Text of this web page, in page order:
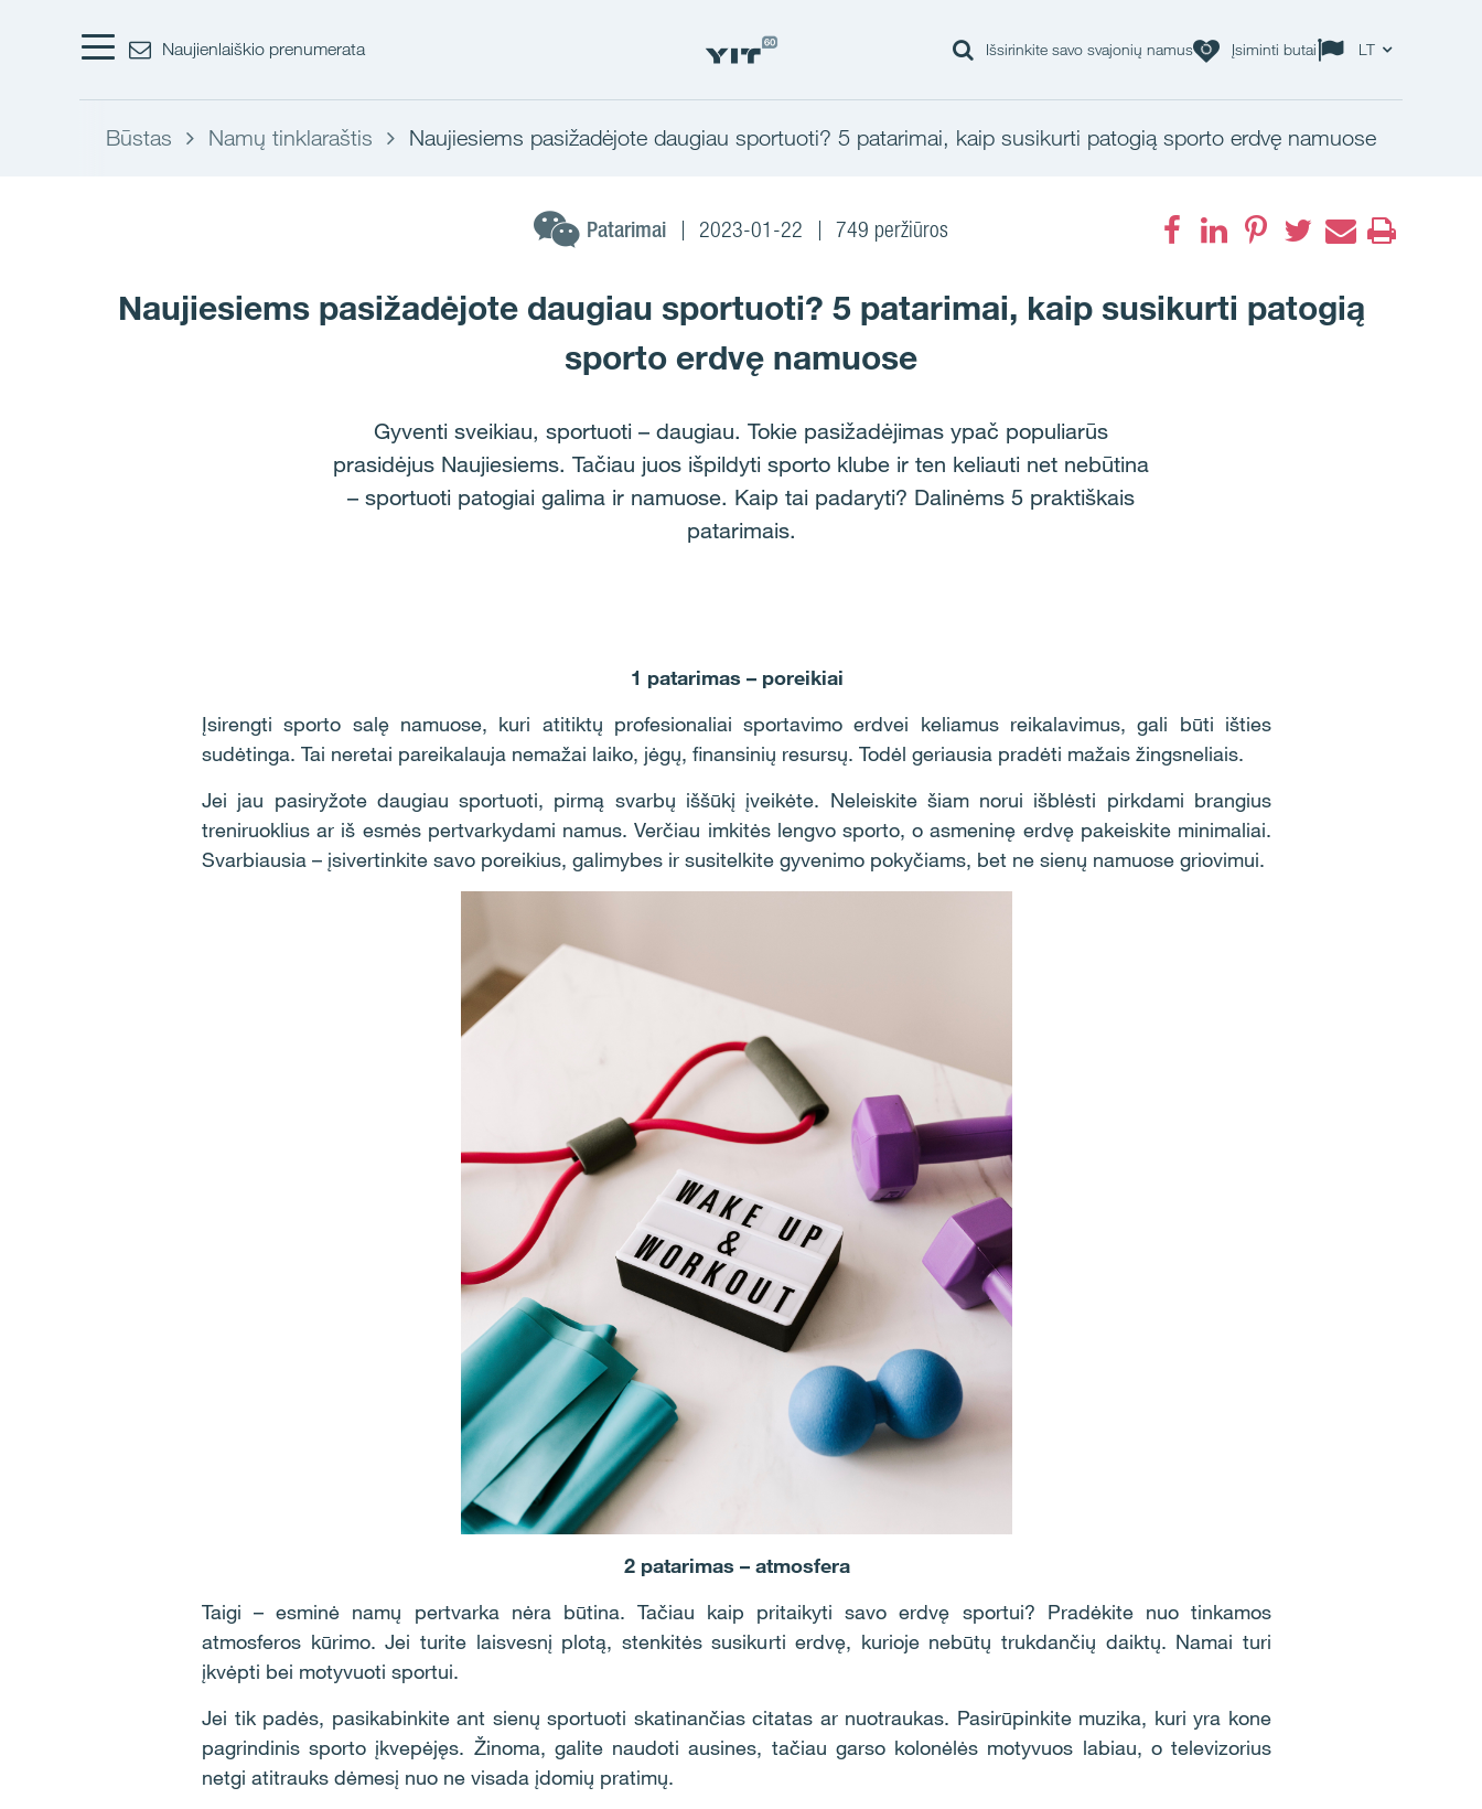
Naujienlaiškio prenumerata Išsirinkite savo svajonių namus Įsiminti butai LT
Būstas Namų tinklaraštis Naujiesiems pasižadėjote daugiau sportuoti? 5 patarimai, kaip susikurti patogią sporto erdvę namuose
Patarimai 2023-01-22 749 peržiūros
Naujiesiems pasižadėjote daugiau sportuoti? 5 patarimai, kaip susikurti patogią
sporto erdvę namuose
Gyventi sveikiau, sportuoti – daugiau. Tokie pasižadėjimas ypač populiarūs
prasidėjus Naujiesiems. Tačiau juos išpildyti sporto klube ir ten keliauti net nebūtina
– sportuoti patogiai galima ir namuose. Kaip tai padaryti? Dalinėms 5 praktiškais
patarimais.
1 patarimas – poreikiai
Įsirengti sporto salę namuose, kuri atitiktų profesionaliai sportavimo erdvei keliamus reikalavimus, gali būti išties
sudėtinga. Tai neretai pareikalauja nemažai laiko, jėgų, finansinių resursų. Todėl geriausia pradėti mažais žingsneliais.
Jei jau pasiryžote daugiau sportuoti, pirmą svarbų iššūkį įveikėte. Neleiskite šiam norui išblėsti pirkdami brangius
treniruoklius ar iš esmės pertvarkydami namus. Verčiau imkitės lengvo sporto, o asmeninę erdvę pakeiskite minimaliai.
Svarbiausia – įsivertinkite savo poreikius, galimybes ir susitelkite gyvenimo pokyčiams, bet ne sienų namuose griovimui.
2 patarimas – atmosfera
Taigi – esminė namų pertvarka nėra būtina. Tačiau kaip pritaikyti savo erdvę sportui? Pradėkite nuo tinkamos
atmosferos kūrimo. Jei turite laisvesnį plotą, stenkitės susikurti erdvę, kurioje nebūtų trukdančių daiktų. Namai turi
įkvėpti bei motyvuoti sportui.
Jei tik padės, pasikabinkite ant sienų sportuoti skatinančias citatas ar nuotraukas. Pasirūpinkite muzika, kuri yra kone
pagrindinis sporto įkvepėjęs. Žinoma, galite naudoti ausines, tačiau garso kolonėlės motyvuos labiau, o televizorius
netgi atitrauks dėmesį nuo ne visada įdomių pratimų.